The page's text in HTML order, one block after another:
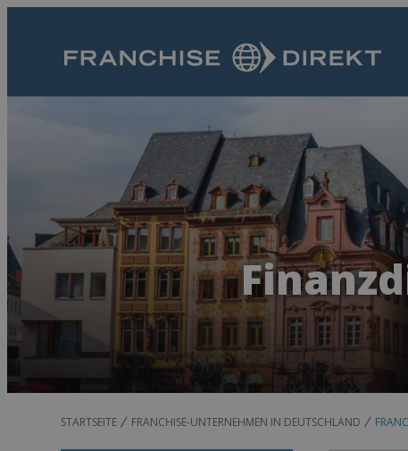
STARTSEITE FRANCHISE-UNTERNEHMEN IN DEUTSCHLAND